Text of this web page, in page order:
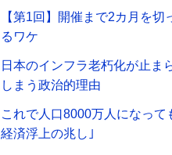
【第1回】開催まで2カ月を
るワケ
日本のインフラ老朽化が止ま
しまう政治的理由
これで人口8000万人になっ
経済浮上の兆し｣